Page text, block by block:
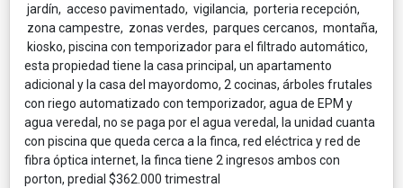
jardín, acceso pavimentado, vigilancia, porteria recepción,
zona campestre, zonas verdes, parques cercanos, montaña,
kiosko, piscina con temporizador para el filtrado automático,
esta propiedad tiene la casa principal, un apartamento
adicional y la casa del mayordomo, 2 cocinas, árboles frutales
con riego automatizado con temporizador, agua de EPM y
agua veredal, no se paga por el agua veredal, la unidad cuanta
con piscina que queda cerca a la finca, red eléctrica y red de
fibra óptica internet, la finca tiene 2 ingresos ambos con
porton, predial $362.000 trimestral